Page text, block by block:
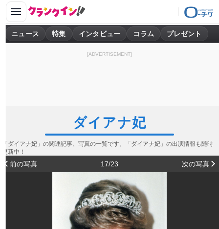
ニュース 特集 インタビュー コラム プレゼント
[ADVERTISEMENT]
ダイアナ妃
「ダイアナ妃」の関連記事、写真の一覧です。「ダイアナ妃」の出演情報も随時
更新中！
前の写真 17/23 次の写真